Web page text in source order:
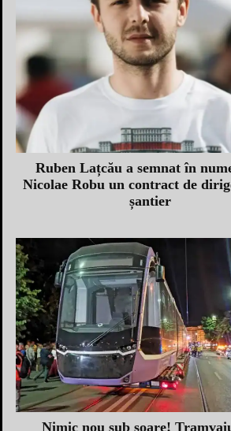
Ruben Lațcău a semnat în
Nicolae Robu un contract de
șantier
Nimic nou sub soare!